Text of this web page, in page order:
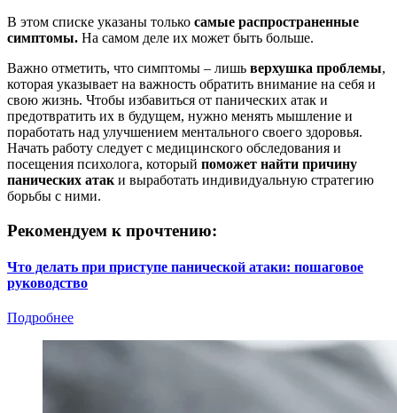
В этом списке указаны только самые распространенные
симптомы. На самом деле их может быть больше.
Важно отметить, что симптомы – лишь верхушка проблемы,
которая указывает на важность обратить внимание на себя и
свою жизнь. Чтобы избавиться от панических атак и
предотвратить их в будущем, нужно менять мышление и
поработать над улучшением ментального своего здоровья.
Начать работу следует с медицинского обследования и
посещения психолога, который поможет найти причину
панических атак и выработать индивидуальную стратегию
борьбы с ними.
Рекомендуем к прочтению:
Что делать при приступе панической атаки: пошаговое
руководство
Подробнее